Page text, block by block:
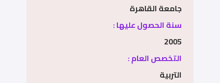
جامعة القاهرة
سنة الحصول عليها :
2005
التخصص العام :
التربية